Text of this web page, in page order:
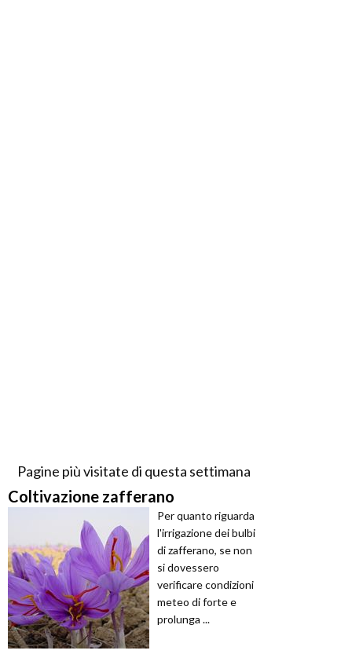
Pagine più visitate di questa settimana
Coltivazione zafferano
Per quanto riguarda
l'irrigazione dei bulbi
di zafferano, se non
si dovessero
verificare condizioni
meteo di forte e
prolunga ...